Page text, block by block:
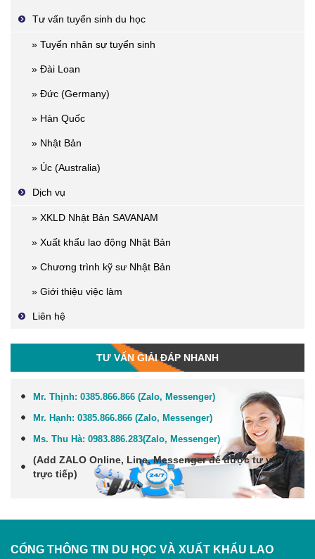
Tư vấn tuyển sinh du học
» Tuyển nhân sự tuyển sinh
» Đài Loan
» Đức (Germany)
» Hàn Quốc
» Nhật Bản
» Úc (Australia)
Dịch vụ
» XKLD Nhật Bản SAVANAM
» Xuất khẩu lao động Nhật Bản
» Chương trình kỹ sư Nhật Bản
» Giới thiệu việc làm
Liên hệ
TƯ VẤN GIẢI ĐÁP NHANH
Mr. Thịnh: 0385.866.866 (Zalo, Messenger)
Mr. Hạnh: 0385.866.866 (Zalo, Messenger)
Ms. Thu Hà: 0983.886.283(Zalo, Messenger)
(Add ZALO Online, Line, Messengerđể được tư vấn
trực tiếp)
CỔNG THÔNG TIN DU HỌC VÀ XUẤT KHẨU LAO